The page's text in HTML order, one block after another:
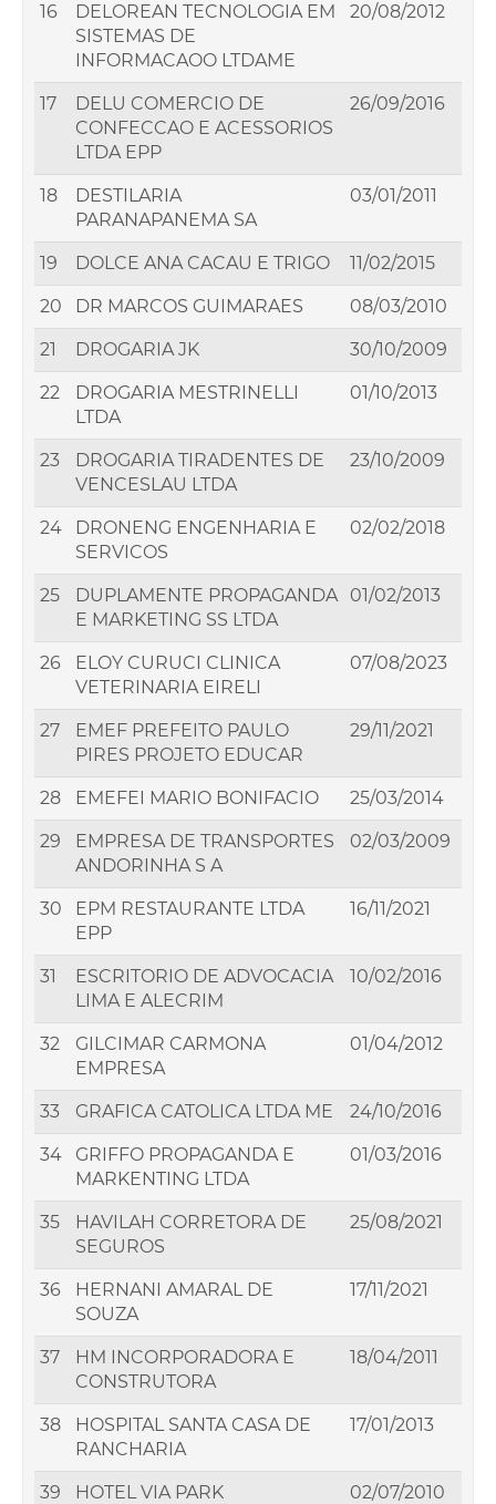
16
DELOREAN TECNOLOGIA EM
SISTEMAS DE
INFORMACAOO LTDAME
20/08/2012
17
DELU COMERCIO DE
CONFECCAO E ACESSORIOS
LTDA EPP
26/09/2016
18
DESTILARIA
PARANAPANEMA SA
03/01/2011
19 DOLCE ANA CACAU E TRIGO 11/02/2015
20 DR MARCOS GUIMARAES 08/03/2010
21 DROGARIA JK 30/10/2009
22
DROGARIA MESTRINELLI
LTDA
01/10/2013
23
DROGARIA TIRADENTES DE
VENCESLAU LTDA
23/10/2009
24
DRONENG ENGENHARIA E
SERVICOS
02/02/2018
25
DUPLAMENTE PROPAGANDA
E MARKETING SS LTDA
01/02/2013
26
ELOY CURUCI CLINICA
VETERINARIA EIRELI
07/08/2023
27
EMEF PREFEITO PAULO
PIRES PROJETO EDUCAR
29/11/2021
28 EMEFEI MARIO BONIFACIO 25/03/2014
29
EMPRESA DE TRANSPORTES
ANDORINHA S A
02/03/2009
30
EPM RESTAURANTE LTDA
EPP
16/11/2021
31
ESCRITORIO DE ADVOCACIA
LIMA E ALECRIM
10/02/2016
32
GILCIMAR CARMONA
EMPRESA
01/04/2012
33 GRAFICA CATOLICA LTDA ME 24/10/2016
34
GRIFFO PROPAGANDA E
MARKENTING LTDA
01/03/2016
35
HAVILAH CORRETORA DE
SEGUROS
25/08/2021
36
HERNANI AMARAL DE
SOUZA
17/11/2021
37
HM INCORPORADORA E
CONSTRUTORA
18/04/2011
38
HOSPITAL SANTA CASA DE
RANCHARIA
17/01/2013
39 HOTEL VIA PARK 02/07/2010